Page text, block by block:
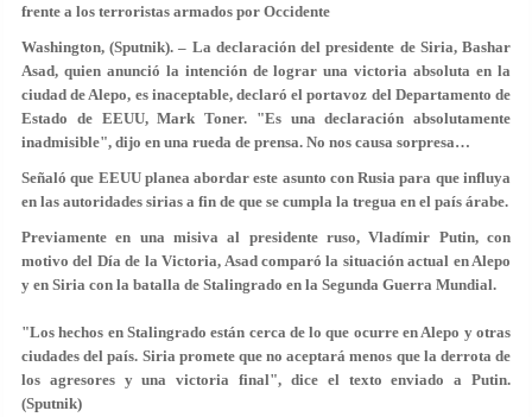
frente a los terroristas armados por Occidente
Washington, (Sputnik). – La declaración del presidente de Siria, Bashar
Asad, quien anunció la intención de lograr una victoria absoluta en la
ciudad de Alepo, es inaceptable, declaró el portavoz del Departamento de
Estado de EEUU, Mark Toner. "Es una declaración absolutamente
inadmisible", dijo en una rueda de prensa. No nos causa sorpresa…
Señaló que EEUU planea abordar este asunto con Rusia para que influya
en las autoridades sirias a fin de que se cumpla la tregua en el país árabe.
Previamente en una misiva al presidente ruso, Vladímir Putin, con
motivo del Día de la Victoria, Asad comparó la situación actual en Alepo
y en Siria con la batalla de Stalingrado en la Segunda Guerra Mundial.
"Los hechos en Stalingrado están cerca de lo que ocurre en Alepo y otras
ciudades del país. Siria promete que no aceptará menos que la derrota de
los agresores y una victoria final", dice el texto enviado a Putin.
(Sputnik)